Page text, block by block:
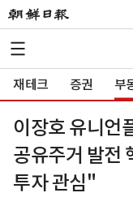
재테크 증권 부
이장호 유니언
공유주거 발전
투자 관심"